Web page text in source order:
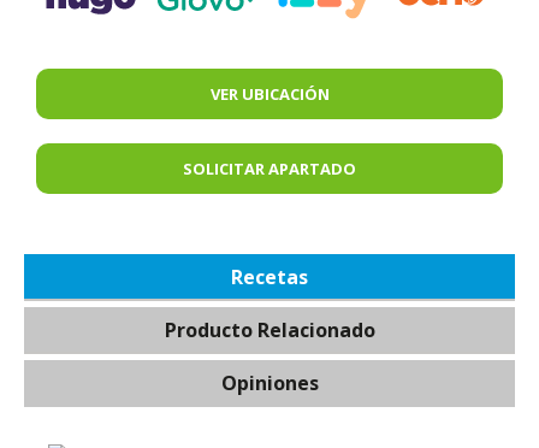
VER UBICACIÓN
SOLICITAR APARTADO
Recetas
Producto Relacionado
Opiniones